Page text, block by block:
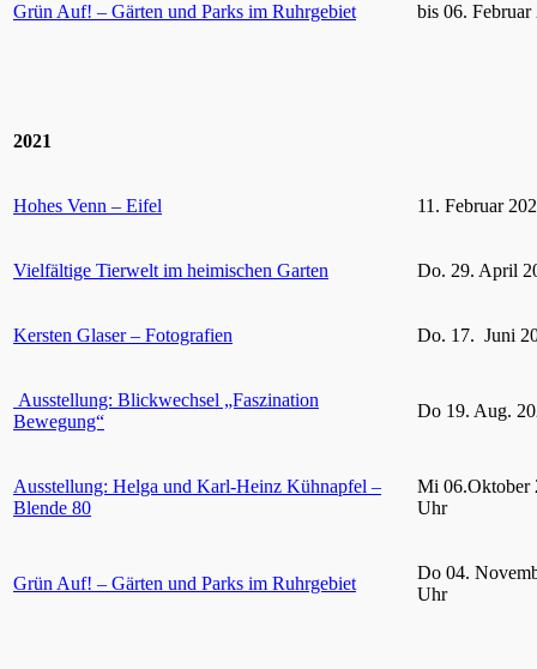
Grün Auf! – Gärten und Parks im Ruhrgebiet bis 06. Februar
2021
Hohes Venn – Eifel 11. Februar
Vielfältige Tierwelt im heimischen Garten Do. 29. April
Kersten Glaser – Fotografien Do. 17. Juni
Ausstellung: Blickwechsel „Faszination
Bewegung“
Do 19. Aug.
Ausstellung: Helga und Karl-Heinz Kühnapfel –
Blende 80
Mi 06.Oktober
Uhr
Grün Auf! – Gärten und Parks im Ruhrgebiet
Do 04.
Uhr